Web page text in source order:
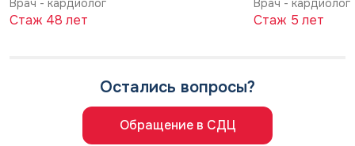
Врач - кардиолог
Стаж 48 лет
Врач - кардиолог
Стаж 5 лет
Остались вопросы?
Обращение в СДЦ